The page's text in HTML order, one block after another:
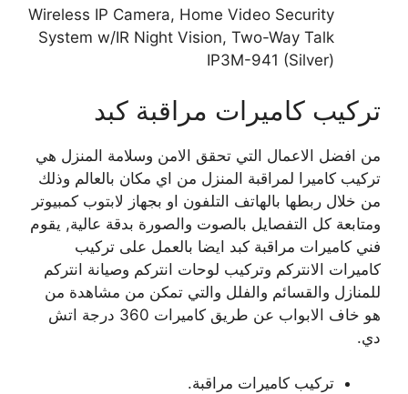
Wireless IP Camera, Home Video Security
System w/IR Night Vision, Two-Way Talk
IP3M-941 (Silver)
تركيب كاميرات مراقبة كبد
من افضل الاعمال التي تحقق الامن وسلامة المنزل هي
تركيب كاميرا لمراقبة المنزل من اي مكان بالعالم وذلك
من خلال ربطها بالهاتف التلفون او بجهاز لابتوب كمبيوتر
ومتابعة كل التفصايل بالصوت والصورة بدقة عالية, يقوم
فني كاميرات مراقبة كبد ايضا بالعمل على تركيب
كاميرات الانتركم وتركيب لوحات انتركم وصيانة انتركم
للمنازل والقسائم والفلل والتي تمكن من مشاهدة من
هو خاف الابواب عن طريق كاميرات 360 درجة اتش
دي.
تركيب كاميرات مراقبة.